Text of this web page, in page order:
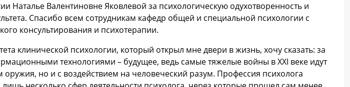
Наталье Валентиновне Яковлевой за психологическую одухотворенность и
Спасибо всем сотрудникам кафедр общей и специальной психологии с
консультирования и психотерапии.
клинической психологии, который открыл мне двери в жизнь, хочу сказать: за
технологиями – будущее, ведь самые тяжелые войны в XXI веке идут
но и с воздействием на человеческий разум. Профессия психолога